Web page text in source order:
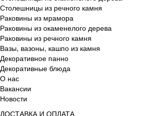
Столешницы из речного камня
Раковины из мрамора
Раковины из окаменелого дерева
Раковины из речного камня
Вазы, вазоны, кашпо из камня
Декоративное панно
Декоративные блюда
О нас
Вакансии
Новости
ДОСТАВКА И ОПЛАТА